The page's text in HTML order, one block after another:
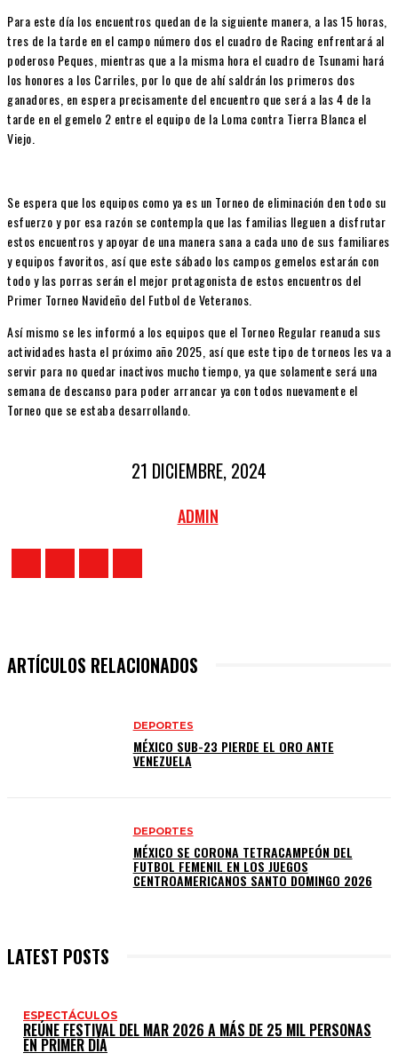
Para este día los encuentros quedan de la siguiente manera, a las 15 horas,
tres de la tarde en el campo número dos el cuadro de Racing enfrentará al
poderoso Peques, mientras que a la misma hora el cuadro de Tsunami hará
los honores a los Carriles, por lo que de ahí saldrán los primeros dos
ganadores, en espera precisamente del encuentro que será a las 4 de la
tarde en el gemelo 2 entre el equipo de la Loma contra Tierra Blanca el
Viejo.
Se espera que los equipos como ya es un Torneo de eliminación den todo su
esfuerzo y por esa razón se contempla que las familias lleguen a disfrutar
estos encuentros y apoyar de una manera sana a cada uno de sus familiares
y equipos favoritos, así que este sábado los campos gemelos estarán con
todo y las porras serán el mejor protagonista de estos encuentros del
Primer Torneo Navideño del Futbol de Veteranos.
Así mismo se les informó a los equipos que el Torneo Regular reanuda sus
actividades hasta el próximo año 2025, así que este tipo de torneos les va a
servir para no quedar inactivos mucho tiempo, ya que solamente será una
semana de descanso para poder arrancar ya con todos nuevamente el
Torneo que se estaba desarrollando.
21 DICIEMBRE, 2024
ADMIN
ARTÍCULOS RELACIONADOS
DEPORTES
MÉXICO SUB-23 PIERDE EL ORO ANTE
VENEZUELA
DEPORTES
MÉXICO SE CORONA TETRACAMPEÓN DEL
FUTBOL FEMENIL EN LOS JUEGOS
CENTROAMERICANOS SANTO DOMINGO 2026
LATEST POSTS
ESPECTÁCULOS
REÚNE FESTIVAL DEL MAR 2026 A MÁS DE 25 MIL PERSONAS
EN PRIMER DÍA